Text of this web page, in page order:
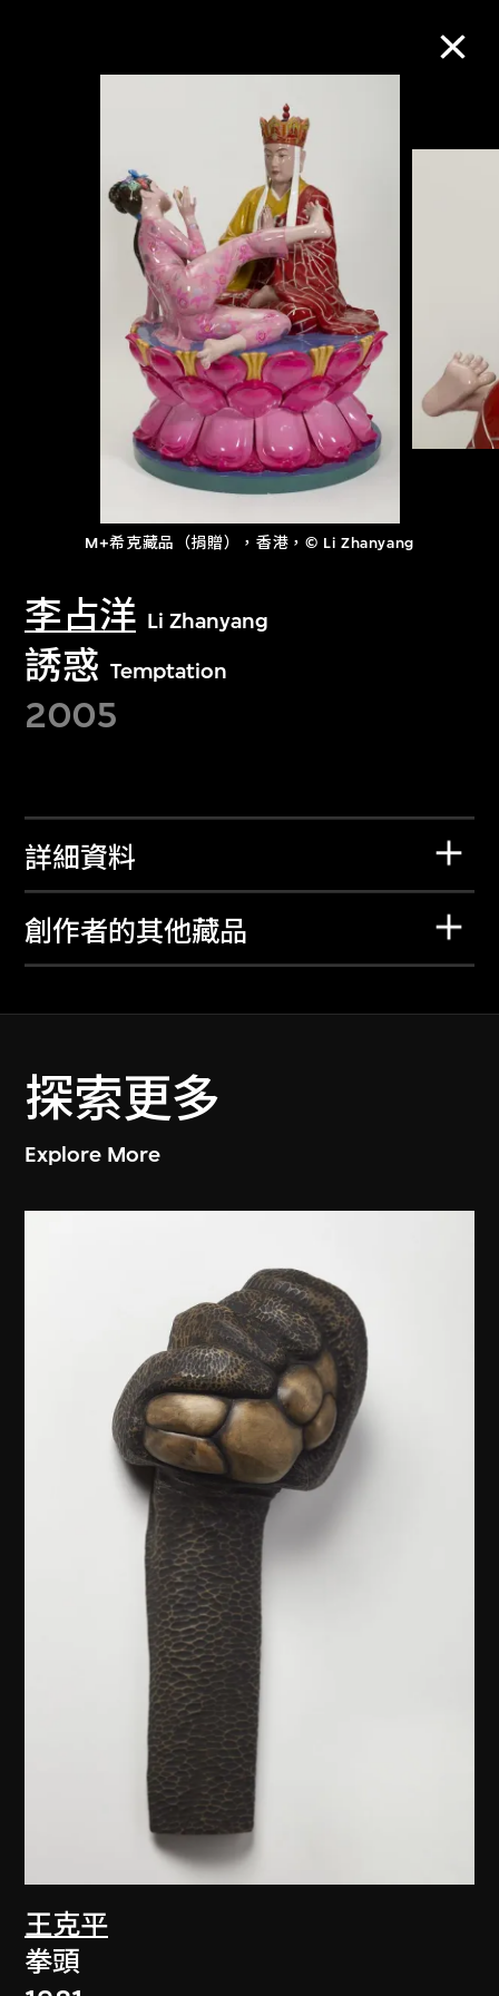
M+希克藏品（捐贈），香港，© Li Zhanyang
李占洋 Li Zhanyang
誘惑 Temptation
2005
詳細資料
創作者的其他藏品
探索更多
Explore More
王克平
拳頭
M+藏品
進一步篩選
關於M+藏品
探索世界頂級的二十及二十一世紀視覺
文化藏品。